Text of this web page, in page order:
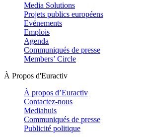
Media Solutions
Projets publics européens
Evénements
Emplois
Agenda
Communiqués de presse
Members’ Circle
À Propos d'Euractiv
À propos d’Euractiv
Contactez-nous
Mediahuis
Communiqués de presse
Publicité politique